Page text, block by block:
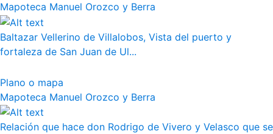
Mapoteca Manuel Orozco y Berra
Baltazar Vellerino de Villalobos, Vista del puerto y
fortaleza de San Juan de Ul...
Plano o mapa
Mapoteca Manuel Orozco y Berra
Relación que hace don Rodrigo de Vivero y Velasco que se